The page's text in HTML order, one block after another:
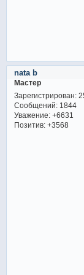
nata b
Мастер
Зарегистрирован:
Сообщений:1844
Уважение: +6631
Позитив: +3568